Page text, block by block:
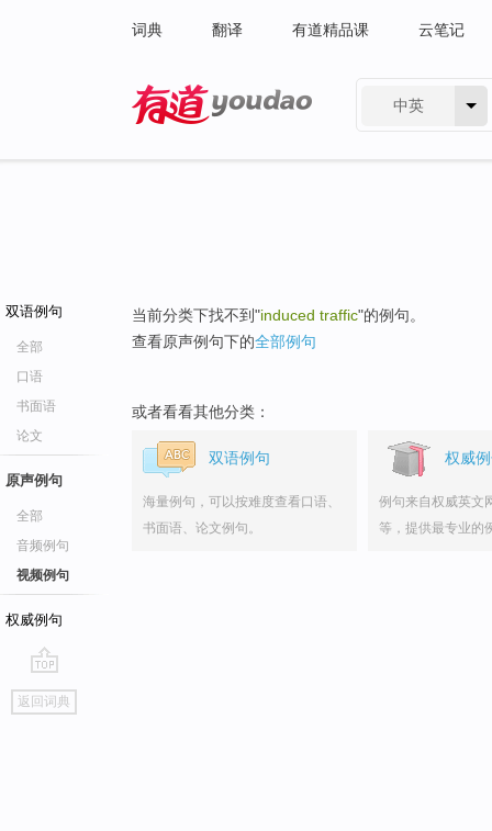
词典 翻译 有道精品课 云笔记
中英
双语例句
全部
口语
书面语
论文
原声例句
全部
音频例句
视频例句
权威例句
go
top
返回词典
当前分类下找不到"induced traffic"的例句。
查看原声例句下的全部例句
或者看看其他分类：
双语例句
海量例句，可以按难度查看口语、
书面语、论文例句。
权威
例句来自权威英文
等，提供最专业的